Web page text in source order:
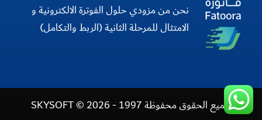
نحن من مزودي حلول الفوترة الالكترونية و
الامتثال للمرحلة الثانية (الربط والتكامل)
جميع الحقوق محفوظة 1997 - 2026 © SKYSOFT